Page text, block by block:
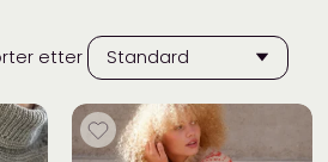
etter